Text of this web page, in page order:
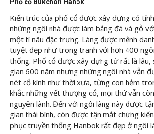
Phố cổ Bukchon Hanok
Kiến trúc của phố cổ được xây dựng có
những ngôi nhà được làm bằng đá và gỗ
một tí nâu đặc trưng. Làng được mệnh
tuyệt đẹp như trong tranh với hơn 400
thống. Phố cổ được xây dựng từ rất là lâu,
gian 600 năm nhưng những ngôi nhà vẫn
nét cổ kính như thời xưa, từng con hẻm
khắc những vết thượng cổ, mọi thứ vẫn
nguyên lành. Đến với ngôi làng này được
gian thái bình, còn được tận mắt chứng
phục truyền thống Hanbok rất đẹp ở ngôi